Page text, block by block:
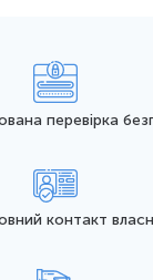
перевірка
контакт